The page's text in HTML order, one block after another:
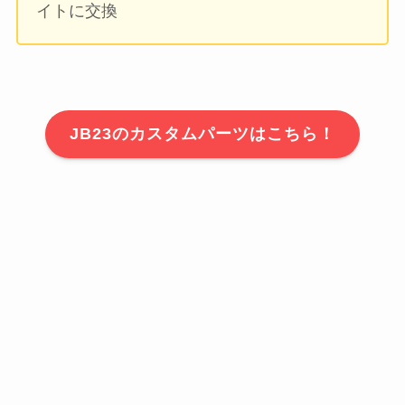
イトに交換
JB23のカスタムパーツはこちら！